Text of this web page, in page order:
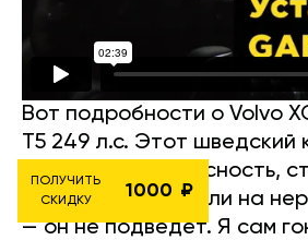
Вот подробности о Volvo
T5 249 л.с. Этот шведский
сочетает безопасность,
улицах Берлина или на
— он не подведёт. Я сам
ПОЛУЧИТЬ
СКИДКУ
1000